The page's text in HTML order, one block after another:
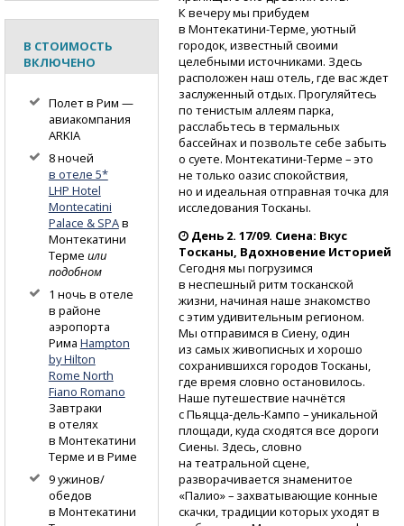
К вечеру мы прибудем
в Монтекатини-Терме,уютный
городок, известный своими
целебными источниками. Здесь
расположен наш отель, где вас ждет
заслуженный отдых. Прогуляйтесь
по тенистым аллеям парка,
расслабьтесь в термальных
бассейнах и позвольте себе забыть
о суете. Монтекатини-Терме – это
не только оазис спокойствия,
но и идеальная отправная точка для
исследования Тосканы.
День 2. 17/09. Сиена: Вкус
Тосканы, Вдохновение Историей
Сегодня мы погрузимся
в неспешный ритм тосканской
жизни, начиная наше знакомство
с этим удивительным регионом.
Мы отправимся в Сиену, один
из самых живописных и хорошо
сохранившихся городов Тосканы,
где время словно остановилось.
Наше путешествие начнётся
с Пьяцца-дель-Кампо – уникальной
площади, куда сходятся все дороги
Сиены. Здесь, словно
на театральной сцене,
разворачивается знаменитое
«Палио» – захватывающие конные
скачки, традиции которых уходят в
В СТОИМОСТЬ
ВКЛЮЧЕНО
Полет в Рим —
авиакомпания
ARKIA
8 ночей
в отеле 5*
LHP Hotel
Montecatini
Palace & SPAв
Монтекатини
Терме или
подобном
1 ночь в отеле
в районе
аэропорта
Рима Hampton
by Hilton
Rome North
Fiano Romano
Завтраки
в отелях
в Монтекатини
Терме и в Риме
9 ужинов/
обедов
в Монтекатини